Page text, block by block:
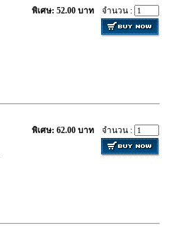
พิเศษ: 52.00 บาท จำนวน :
พิเศษ: 62.00 บาท จำนวน :